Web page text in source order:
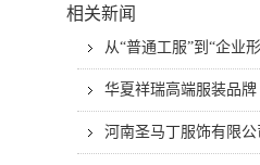
相关新闻
从“普通工服”到“企业
华夏祥瑞高端服装品牌
河南圣马丁服饰有限公